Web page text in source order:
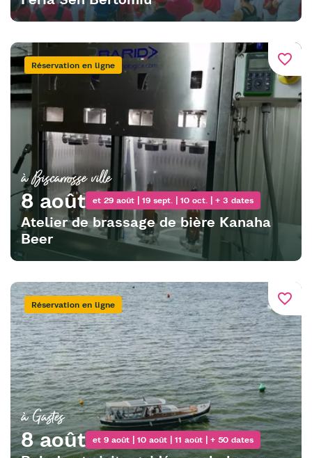
favorite_border
Réservation en ligne
à Biscarrosse ville
8 août et 29 août | 19 sept. | 10 oct. | + 3 dates
Atelier de brassage de bière Kanaha
Beer
favorite_border
Réservation en ligne
à Gastes
8 août et 9 août | 10 août | 11 août | + 50 dates